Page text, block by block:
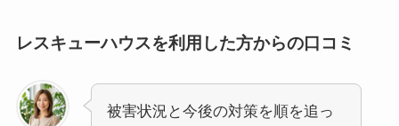
レスキューハウスを利用した方からの口コミ
被害状況と今後の対策を順を追っ